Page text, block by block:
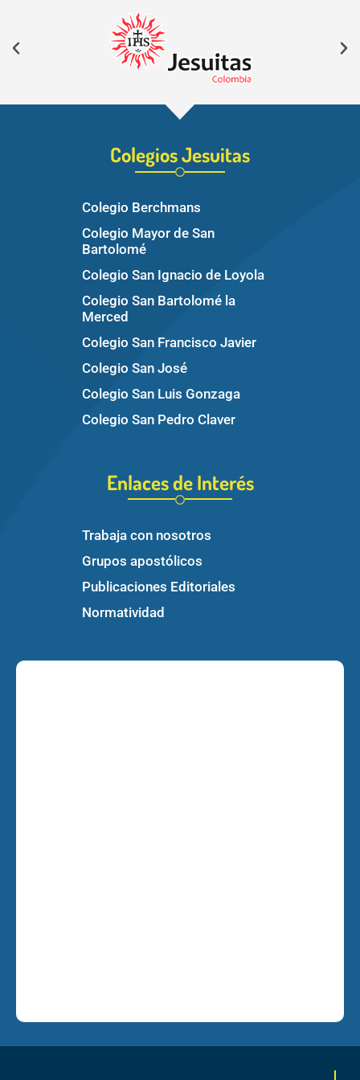
Colegios Jesuitas
Colegio Berchmans
Colegio Mayor de San
Bartolomé
Colegio San Ignacio de Loyola
Colegio San Bartolomé la
Merced
Colegio San Francisco Javier
Colegio San José
Colegio San Luis Gonzaga
Colegio San Pedro Claver
Enlaces de Interés
Trabaja con nosotros
Grupos apostólicos
Publicaciones Editoriales
Normatividad